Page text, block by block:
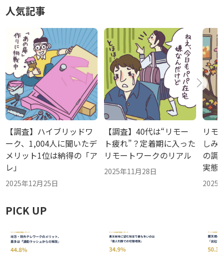
人気記事
【調査】ハイブリッドワ
ーク、1,004人に聞いたデ
メリット1位は納得の「ア
レ」
2025年12月25日
【調査】40代は“リモー
ト疲れ”？定着期に入った
リモートワークのリアル
2025年11月28日
リモ
しみ
の調
実態
2025
PICK UP